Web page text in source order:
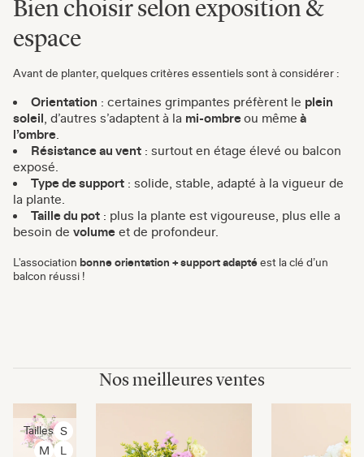
Bien choisir selon exposition &
espace
Avant de planter, quelques critères essentiels sont à considérer :
Orientation : certaines grimpantes préfèrent le plein
soleil , d’autres s’adaptent à la mi-ombreou même à
l’ombre
Résistance au vent : surtout en étage élevé ou balcon
exposé.
Type de support : solide, stable, adapté à la vigueur de
la plante.
Taille du pot : plus la plante est vigoureuse, plus elle a
besoin de volume et de profondeur.
L'association bonne orientation + support adapté est la clé d’un
balcon réussi !
Nos meilleures ventes
Tailles S
M
L